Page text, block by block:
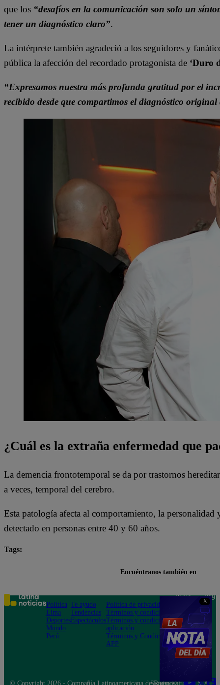
X
que los “desafíos en la comunicación son solo un
tener un diagnóstico claro”.
La intérprete también agradeció a los seguidores y
pública la afección del recordado protagonista de ‘Duro
“Expresamos nuestra más profunda gratitud por el
recibido desde que compartimos el diagnóstico original
¿Cuál es la extraña enfermedad que
La demencia frontotemporal se da por trastornos
a veces, temporal del cerebro.
Esta patología afecta al comportamiento, la
detectado en personas entre 40 y 60 años.
Tags:
Encuéntranos también en
Política
Lima
Deportes
Mundo
Perú
Te ayudo
Tendencias
Espectáculos
Política de privacidad
Términos y condiciones
Términos y condiciones
aplicación
Términos y Condiciones
APP
Teléfono: 219
Av. San
Felipe 968
Jesús María
© Copyright 2026 - Compañía Latinoamericana de Radio Difusión S.A.
Síguenos